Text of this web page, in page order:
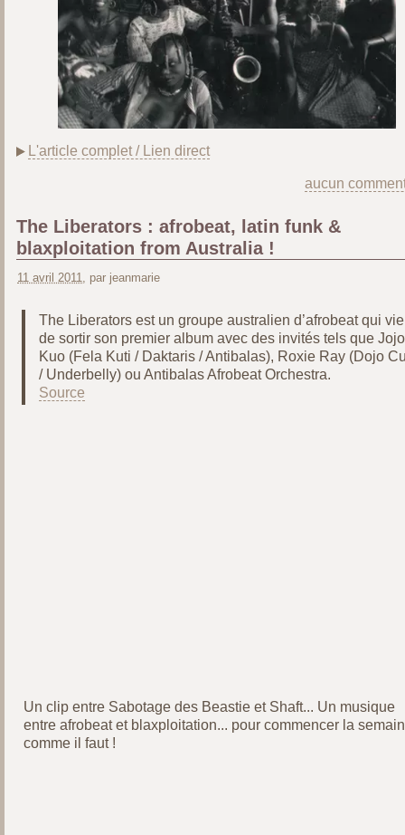
L'article complet / Lien direct
aucun
The Liberators : afrobeat, latin funk &
blaxploitation from Australia !
11 avril 2011 , par jeanmarie
The Liberators est un groupe australien d’afrobeat qui
de sortir son premier album avec des invités tels que Jojo
Kuo (Fela Kuti / Daktaris / Antibalas), Roxie Ray (Dojo
/ Underbelly) ou Antibalas Afrobeat Orchestra.
Source
Un clip entre Sabotage des Beastie et Shaft... Un musique
entre afrobeat et blaxploitation... pour commencer la
comme il faut !